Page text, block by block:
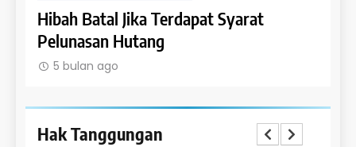
Jika Terdapat Syarat
Hutang
Hak Penghibah
Hak Tanggungan